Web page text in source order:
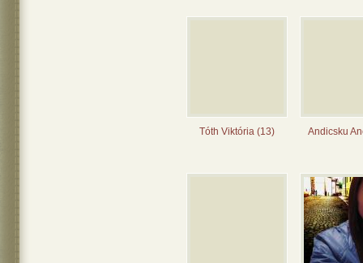
Tóth Viktória (13) Andicsku